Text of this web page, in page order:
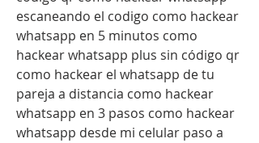
escaneando el codigo como hackear
whatsapp en 5 minutos como
hackear whatsapp plus sin código qr
como hackear el whatsapp de tu
pareja a distancia como hackear
whatsapp en 3 pasos como hackear
whatsapp desde mi celular paso a